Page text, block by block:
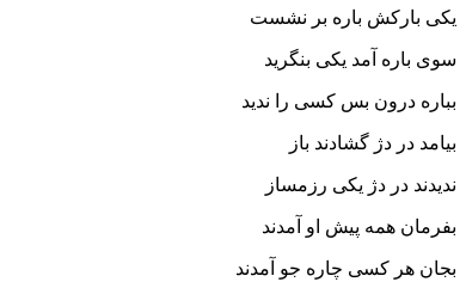
یکى بارکش باره بر نشست‏
سوى باره آمد یکى بنگرید
بباره درون بس کسى را ندید
بیامد در دژ گشادند باز
ندیدند در دژ یکى رزمساز
بفرمان همه پیش او آمدند
بجان هر کسى چاره جو آمدند